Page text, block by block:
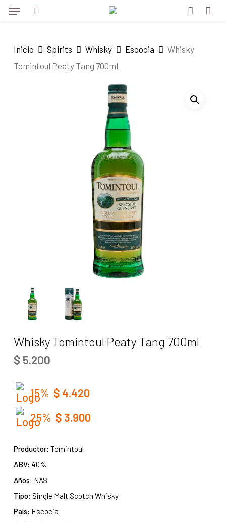
Skip
content
Menu
Inicio Spirits Whisky Escocia
Whisky
Tomintoul Peaty Tang 700ml
Whisky Tomintoul Peaty Tang 700ml
$ 5.200
15% $ 4.420
25% $ 3.900
Productor: Tomintoul
ABV: 40%
Años: NAS
Tipo: Single Malt Scotch Whisky
País: Escocia